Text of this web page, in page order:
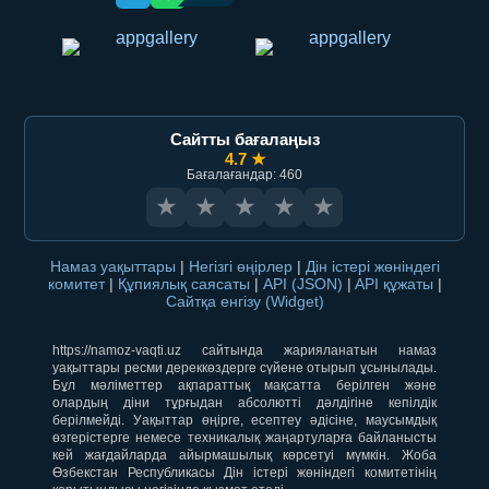
Сайтты бағалаңыз
4.7 ★
Бағалағандар: 460
★ ★ ★ ★ ★
Намаз уақыттары | Негізгі өңірлер | Дін істері жөніндегі
комитет | Құпиялық саясаты | API (JSON) | API құжаты |
Сайтқа енгізу (Widget)
https://namoz-vaqti.uz сайтында жарияланатын намаз
уақыттары ресми дереккөздерге сүйене отырып ұсынылады.
Бұл мәліметтер ақпараттық мақсатта берілген және
олардың діни тұрғыдан абсолютті дәлдігіне кепілдік
берілмейді. Уақыттар өңірге, есептеу әдісіне, маусымдық
өзгерістерге немесе техникалық жаңартуларға байланысты
кей жағдайларда айырмашылық көрсетуі мүмкін. Жоба
Өзбекстан Республикасы Дін істері жөніндегі комитетінің